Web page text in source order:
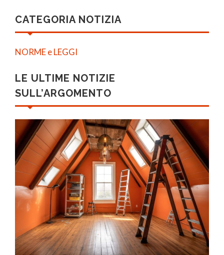
CATEGORIA NOTIZIA
NORME e LEGGI
LE ULTIME NOTIZIE
SULL’ARGOMENTO